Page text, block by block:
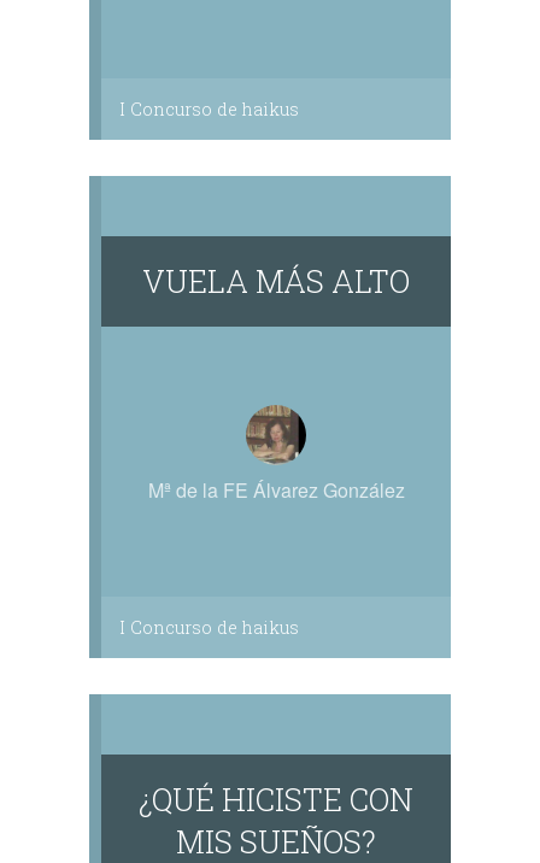
I Concurso de haikus
VUELA MÁS ALTO
Mª de la FE Álvarez González
I Concurso de haikus
¿QUÉ HICISTE CON
MIS SUEÑOS?